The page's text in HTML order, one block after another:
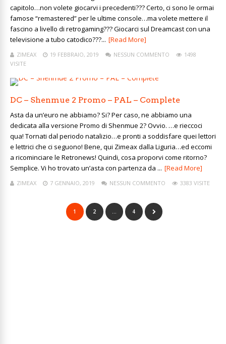
capitolo…non volete giocarvi i precedenti??? Certo, ci sono le ormai
famose “remastered” per le ultime console…ma volete mettere il
fascino a livello di retrogaming??? Giocarci sul Dreamcast con una
televisione a tubo catodico???... [Read More]
ZIMEAX 19 FEBBRAIO, 2019 NESSUN COMMENTO
1498
VISITE
DC – Shenmue 2 Promo – PAL – Complete
Asta da un’euro ne abbiamo? Si? Per caso, ne abbiamo una
dedicata alla versione Promo di Shenmue 2? Ovvio. …e rieccoci
qua! Tornati dal periodo natalizio…e pronti a soddisfare quei lettori
e lettrici che ci seguono! Bene, qui Zimeax dalla Liguria…ed eccomi
a ricominciare le Retronews! Quindi, cosa proporvi come ritorno?
Semplice. Vi ho trovato un’asta con partenza da ... [Read More]
ZIMEAX 7 GENNAIO, 2019 NESSUN COMMENTO 3383 VISITE
1 2 … 4